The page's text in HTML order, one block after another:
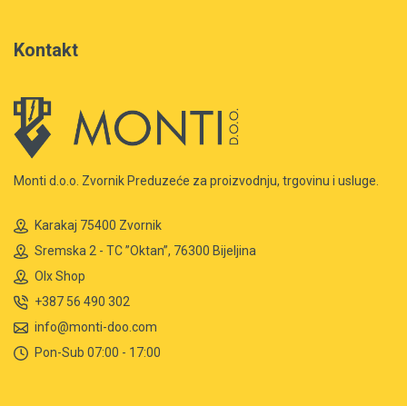
Kontakt
Monti d.o.o. Zvornik Preduzeće za proizvodnju, trgovinu i usluge.
Karakaj 75400 Zvornik
Sremska 2 - TC ”Oktan”, 76300 Bijeljina
Olx Shop
+387 56 490 302
info@monti-doo.com
Pon-Sub 07:00 - 17:00